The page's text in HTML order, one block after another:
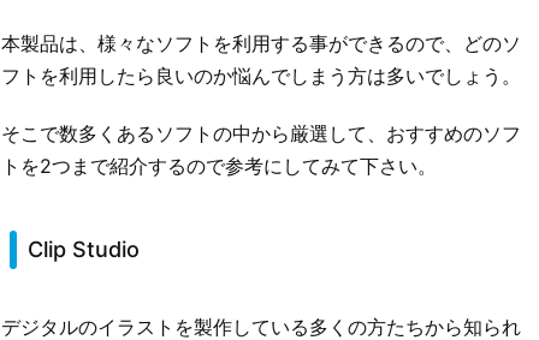
本製品は、様々なソフトを利用する事ができるので、どのソ
フトを利用したら良いのか悩んでしまう方は多いでしょう。
そこで数多くあるソフトの中から厳選して、おすすめのソフ
トを2つまで紹介するので参考にしてみて下さい。
Clip Studio
デジタルのイラストを製作している多くの方たちから知られ